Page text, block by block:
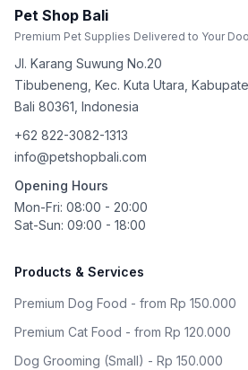
Pet Shop Bali
Premium Pet Supplies Delivered to Your
Jl. Karang Suwung No.20
Tibubeneng, Kec. Kuta Utara,
Bali 80361 Indonesia
+62 822-3082-1313
info@petshopbali.com
Opening Hours
Mon-Fri: 08:00 - 20:00
Sat-Sun: 09:00 - 18:00
Products & Services
Premium Dog Food - from Rp 150.000
Premium Cat Food - from Rp 120.000
Dog Grooming (Small) - Rp 150.000